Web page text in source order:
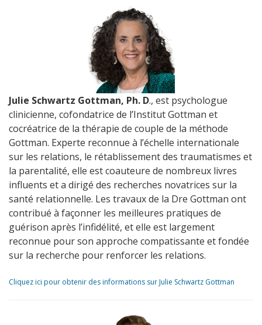
Julie Schwartz Gottman, Ph. D., est psychologue
clinicienne, cofondatrice de l’Institut Gottman et
cocréatrice de la thérapie de couple de la méthode
Gottman. Experte reconnue à l’échelle internationale
sur les relations, le rétablissement des traumatismes et
la parentalité, elle est coauteure de nombreux livres
influents et a dirigé des recherches novatrices sur la
santé relationnelle. Les travaux de la Dre Gottman ont
contribué à façonner les meilleures pratiques de
guérison après l’infidélité, et elle est largement
reconnue pour son approche compatissante et fondée
sur la recherche pour renforcer les relations.
Cliquez ici pour obtenir des informations sur Julie Schwartz Gottman